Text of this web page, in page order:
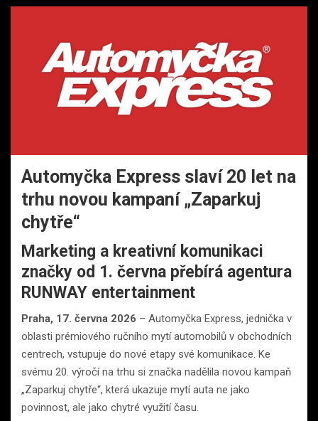
Automyčka Express slaví 20 let na
trhu novou kampaní „Zaparkuj
chytře“
Marketing a kreativní komunikaci
značky od 1. června přebírá agentura
RUNWAY entertainment
Praha, 17. června 2026 – Automyčka Express, jednička v
oblasti prémiového ručního mytí automobilů v obchodních
centrech, vstupuje do nové etapy své komunikace. Ke
svému 20. výročí na trhu si značka nadělila novou kampaň
„Zaparkuj chytře“, která ukazuje mytí auta ne jako
povinnost, ale jako chytré využití času.